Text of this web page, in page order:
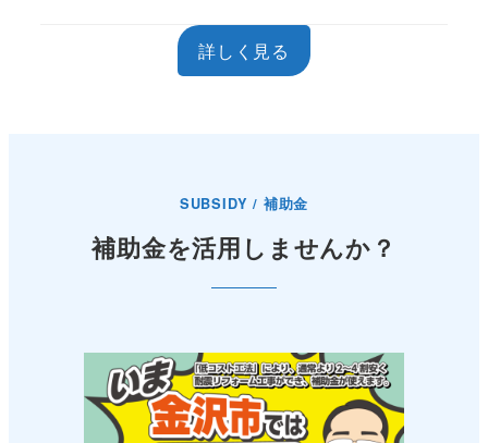
詳しく見る
SUBSIDY / 補助金
補助金を活用しませんか？